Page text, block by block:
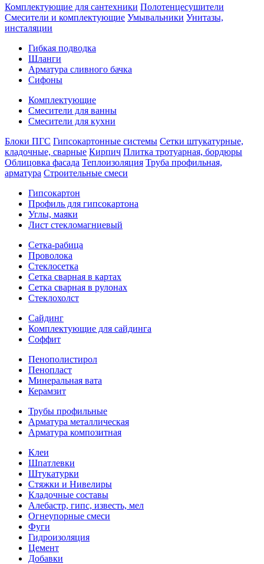
Комплектующие для сантехники Полотенцесушители
Смесители и комплектующие Умывальники Унитазы,
инсталяции
Гибкая подводка
Шланги
Арматура сливного бачка
Сифоны
Комплектующие
Смесители для ванны
Смесители для кухни
Блоки ПГС Гипсокартонные системы Сетки штукатурные,
кладочные, сварные Кирпич Плитка тротуарная, бордюры
Облицовка фасада Теплоизоляция Труба профильная,
арматура Строительные смеси
Гипсокартон
Профиль для гипсокартона
Углы, маяки
Лист стекломагниевый
Сетка-рабица
Проволока
Стеклосетка
Сетка сварная в картах
Сетка сварная в рулонах
Стеклохолст
Сайдинг
Комплектующие для сайдинга
Соффит
Пенополистирол
Пенопласт
Минеральная вата
Керамзит
Трубы профильные
Арматура металлическая
Арматура композитная
Клеи
Шпатлевки
Штукатурки
Стяжки и Нивелиры
Кладочные составы
Алебастр, гипс, известь, мел
Огнеупорные смеси
Фуги
Гидроизоляция
Цемент
Добавки